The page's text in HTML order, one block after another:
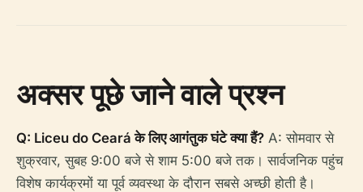
अक्सर पूछे जाने वाले प्रश्न
Q: Liceu do Ceará के लिए आगंतुक घंटे क्या हैं? A: सोमवार से
शुक्रवार, सुबह 9:00 बजे से शाम 5:00 बजे तक। सार्वजनिक पहुंच
विशेष कार्यक्रमों या पूर्व व्यवस्था के दौरान सबसे अच्छी होती है।